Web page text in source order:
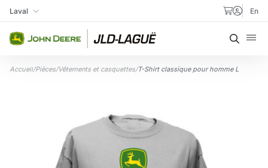
Aller au contenu
Ma succursale
Laval En
Accueil/Pièces/Vêtements et casquettes/T-Shirt classique pour homme L